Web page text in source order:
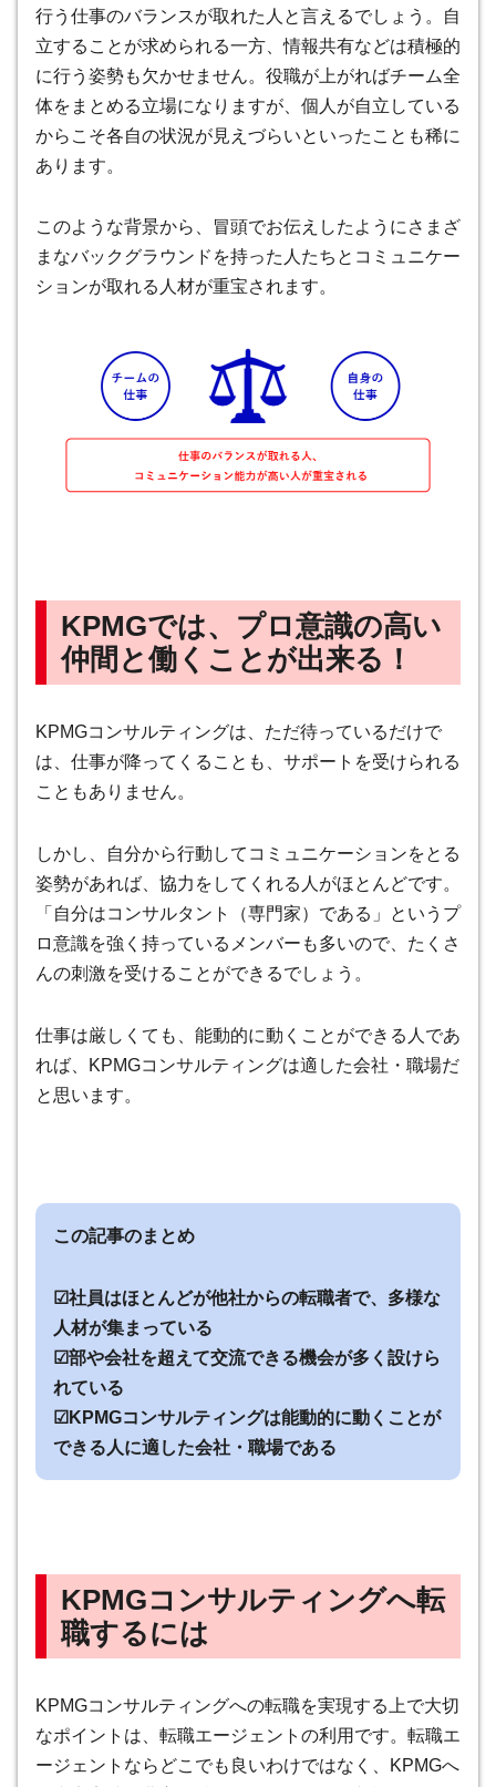
行う仕事のバランスが取れた人 と言えるでしょう。
自
立することが求められる一方、情報共有などは積極的
に行う姿勢も欠かせません。役職が上がればチーム全
体をまとめる立場になりますが、個人が自立している
からこそ各自の状況が見えづらいといったことも稀に
あります。
このような背景から、冒頭でお伝えしたようにさまざ
まなバックグラウンドを持った人たちとコミュニケー
ションが取れる人材が重宝されます。
KPMGでは、プロ意識の高い
仲間と働くことが出来る！
KPMGコンサルティングは、ただ待っているだけで
は、仕事が降ってくることも、サポートを受けられる
こともありません。
しかし、自分から行動してコミュニケーションをとる
姿勢があれば、協力をしてくれる人がほとんどです。
「自分はコンサルタント（専門家）である」というプ
ロ意識を強く持っているメンバーも多いので、たくさ
んの刺激を受けることができるでしょう 。
仕事は厳しくても、能動的に動くことができる人であ
れば、KPMGコンサルティングは適した会社・職場だ
と思います。
この記事のまとめ
☑社員はほとんどが他社からの転職者で、多様な
人材が集まっている
☑部や会社を超えて交流できる機会が多く設けら
れている
☑KPMGコンサルティングは能動的に動くことが
できる人に適した会社・職場である
KPMGコンサルティングへ転
職するには
KPMGコンサルティングへの転職を実現する上で大切
なポイントは、転職エージェントの利用です。転職エ
ージェントならどこでも良いわけではなく、KPMGへ